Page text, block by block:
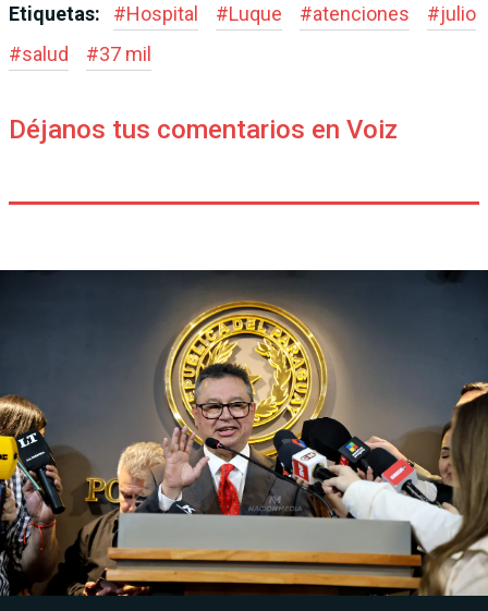
Etiquetas: #Hospital #Luque #atenciones #julio
#salud #37 mil
Déjanos tus comentarios en Voiz